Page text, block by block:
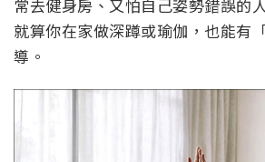
常去健身房、又怕自己姿勢錯誤的
就算你在家做深蹲或瑜伽，也能有
導。